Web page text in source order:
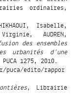
ordinaires,
Isabelle,
AUDREN,
des ensembles
urbanités d’une
1275, 2010.
puca/edito/rappor
, Librairie